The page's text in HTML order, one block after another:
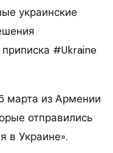
украинские
#Ukraine
марта из Армении
отправились
в Украине».